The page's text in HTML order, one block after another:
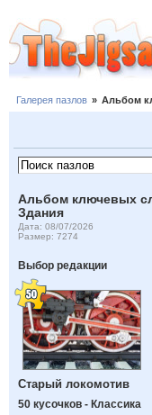
Галерея пазлов » Альбом
Альбом ключевых
Здания
Дата: 08/07/2026
Размер: 7274
Выбор редакции
Старый локомотив
50 кусочков - Классика